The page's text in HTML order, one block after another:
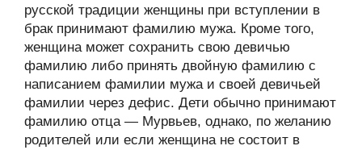
русской традиции женщины при вступлении в
брак принимают фамилию мужа. Кроме того,
женщина может сохранить свою девичью
фамилию либо принять двойную фамилию с
написанием фамилии мужа и своей девичьей
фамилии через дефис. Дети обычно принимают
фамилию отца — Мурвьев, однако, по желанию
родителей или если женщина не состоит в